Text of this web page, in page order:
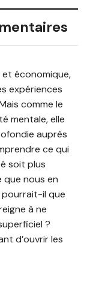
économique,
expériences
comme le
mentale, elle
auprès
ce qui
soit plus
nous en
pourrait-il que
à ne
?
d’ouvrir les